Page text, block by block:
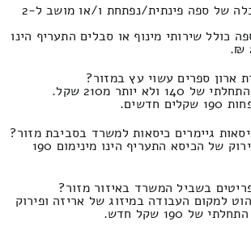
מהו התעריף של הובלה של ספה פינתית/נפתחת ו/או מושב ל-2
כולל שירותי מינוף או סבלים התעריף הינו
ארון ספרים עשוי עץ במזור?
התמחור זהו במחיר התחלתי של 140 ולא יותר מ210 שקל.
חדשים.
גיימרים כיסאות למשרד בסביבת מזור?
העלות עם אריזה ופירוק של הכיסא התעריף הינו מינימום 190
בשביל המשרד באיזור מזור?
למקום העבודה במיזוג של אריזה ופירוק
190 שקל חדש.